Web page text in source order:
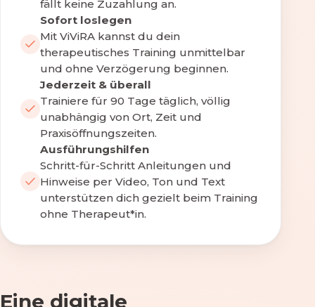
fällt keine Zuzahlung an.
Sofort loslegen
Mit ViViRA kannst du dein
therapeutisches Training unmittelbar
und ohne Verzögerung beginnen.
Jederzeit & überall
Trainiere für 90 Tage täglich, völlig
unabhängig von Ort, Zeit und
Praxisöffnungszeiten.
Ausführungshilfen
Schritt-für-Schritt Anleitungen und
Hinweise per Video, Ton und Text
unterstützen dich gezielt beim Training
ohne Therapeut*in.
Eine digitale